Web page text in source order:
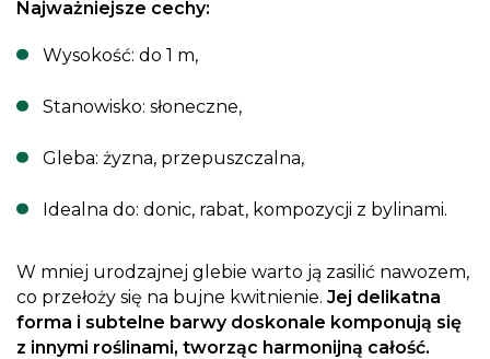
Najważniejsze cechy:
Wysokość: do 1 m,
Stanowisko: słoneczne,
Gleba: żyzna, przepuszczalna,
Idealna do: donic, rabat, kompozycji z bylinami.
W mniej urodzajnej glebie warto ją zasilić nawozem,
co przełoży się na bujne kwitnienie. Jej delikatna
forma i subtelne barwy doskonale komponują się
z innymi roślinami, tworząc harmonijną całość.